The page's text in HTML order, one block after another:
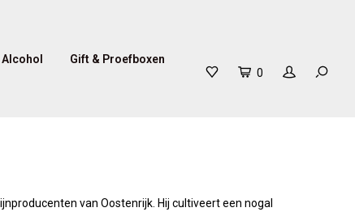
Alcohol Gift & Proefboxen
0
van Oostenrijk. Hij cultiveert een nogal